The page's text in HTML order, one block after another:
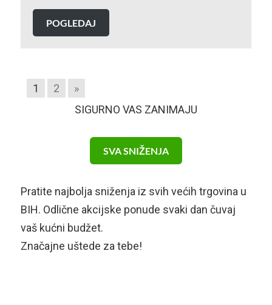
POGLEDAJ
1 2
»
SIGURNO VAS ZANIMAJU
SVA SNIŽENJA
Pratite najbolja sniženja iz svih većih trgovina u
BIH. Odlične akcijske ponude svaki dan čuvaj
vaš kućni budžet.
Značajne uštede za tebe!